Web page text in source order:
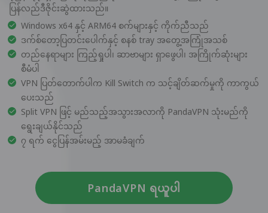
ပြန်လည်ဒီဇိုင်းဆွဲထားသည်။
Windows x64 နှင့် ARM64 စက်များနှင့် ကိုက်ညီသည်
ဒက်စ်တော့ပြတင်းပေါက်နှင့် စနစ် tray အတွေ့အကြုံအသစ်
တည်နေရာများ ကြည့်ရှုပါ၊ ဆာဗာများ ရှာဖွေပါ၊ အကြိုက်ဆုံးများ
စီမံပါ
VPN ပြတ်တောက်ပါက Kill Switch က သင့်ချိတ်ဆက်မှုကို ကာကွယ်
ပေးသည်
Split VPN ဖြင့် မည်သည့်အသွားအလာကို PandaVPN သုံးမည်ကို
ရွေးချယ်နိုင်သည်
၇ ရက် ငွေပြန်အမ်းမည့် အာမခံချက်
PandaVPN ရယူပါ